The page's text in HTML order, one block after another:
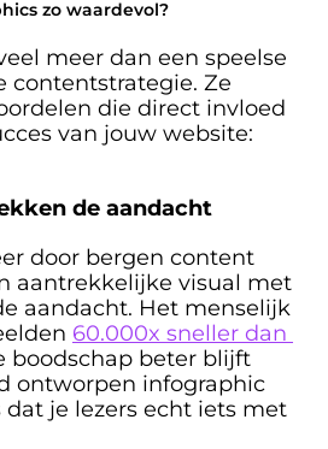
zo waardevol?
meer dan een speelse
contentstrategie. Ze
die direct invloed
van jouw website:
de aandacht
door bergen content
aantrekkelijke visual met
aandacht. Het menselijk
60.000x sneller dan
boodschap beter blijft
ontworpen infographic
je lezers echt iets met